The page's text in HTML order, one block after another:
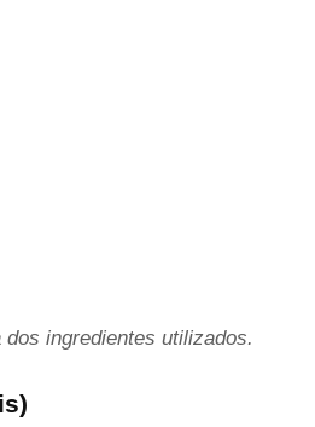
ingredientes utilizados.